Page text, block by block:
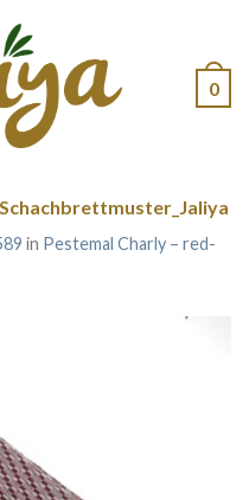
0
in Pestemal Charly – red-